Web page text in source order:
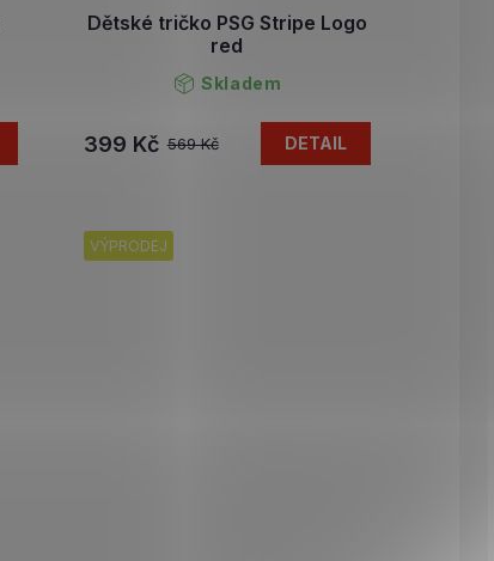
Dětské tričko PSG Stripe Logo
red
Skladem
569 Kč
399 Kč DETAIL
VÝPRODEJ